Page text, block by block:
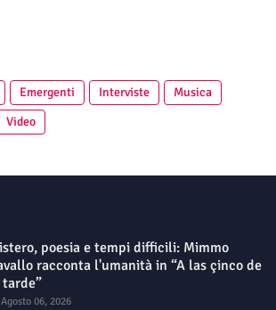
Emergenti Interviste
Musica
Video
poesia e tempi difficili: Mimmo
racconta l'umanità in “A las çinco de
Agosto 06, 2026